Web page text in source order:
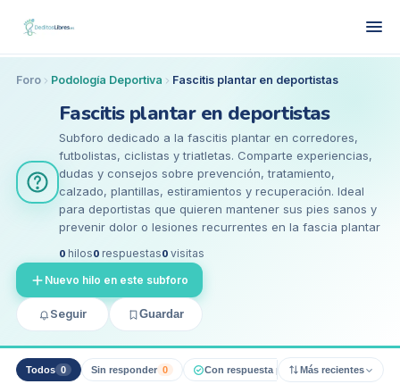
Foro Podología Deportiva Fascitis plantar en deportistas
Fascitis plantar en deportistas
Subforo dedicado a la fascitis plantar en corredores,
futbolistas, ciclistas y triatletas. Comparte experiencias,
dudas y consejos sobre prevención, tratamiento,
calzado, plantillas, estiramientos y recuperación. Ideal
para deportistas que quieren mantener sus pies sanos y
prevenir dolor o lesiones recurrentes en la fascia plantar
0hilos0respuestas0visitas
Nuevo hilo en este subforo
Seguir Guardar
Todos 0 Sin responder 0 Con respuesta pro 0 Resueltos
Más recientes